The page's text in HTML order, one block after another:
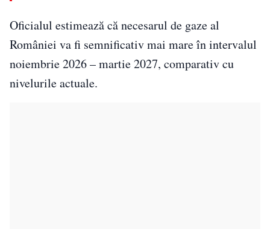
Oficialul estimează că necesarul de gaze al
României va fi semnificativ mai mare în intervalul
noiembrie 2026 – martie 2027, comparativ cu
nivelurile actuale.